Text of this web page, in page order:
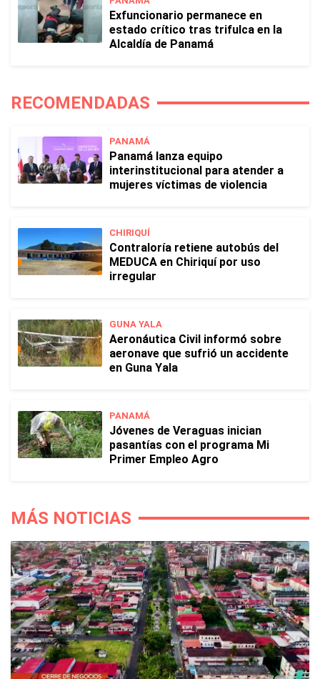
Exfuncionario permanece en
estado crítico tras trifulca en la
Alcaldía de Panamá
RECOMENDADAS
PANAMÁ
Panamá lanza equipo
interinstitucional para atender a
mujeres víctimas de violencia
CHIRIQUÍ
Contraloría retiene autobús del
MEDUCA en Chiriquí por uso
irregular
GUNA YALA
Aeronáutica Civil informó sobre
aeronave que sufrió un accidente
en Guna Yala
PANAMÁ
Jóvenes de Veraguas inician
pasantías con el programa Mi
Primer Empleo Agro
MÁS NOTICIAS